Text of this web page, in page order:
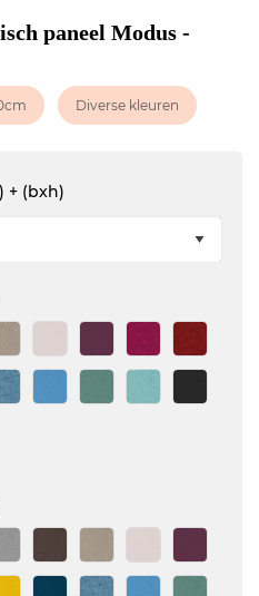
paneel Modus -
Diverse kleuren
+ (bxh)